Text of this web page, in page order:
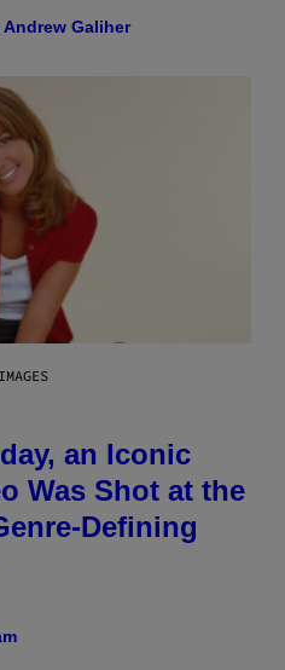
Galiher
an Iconic
Was Shot at the
Defining